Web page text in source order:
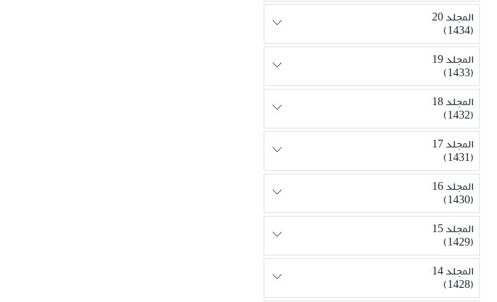
المجلد 20
(1434)
المجلد 19
(1433)
المجلد 18
(1432)
المجلد 17
(1431)
المجلد 16
(1430)
المجلد 15
(1429)
المجلد 14
(1428)